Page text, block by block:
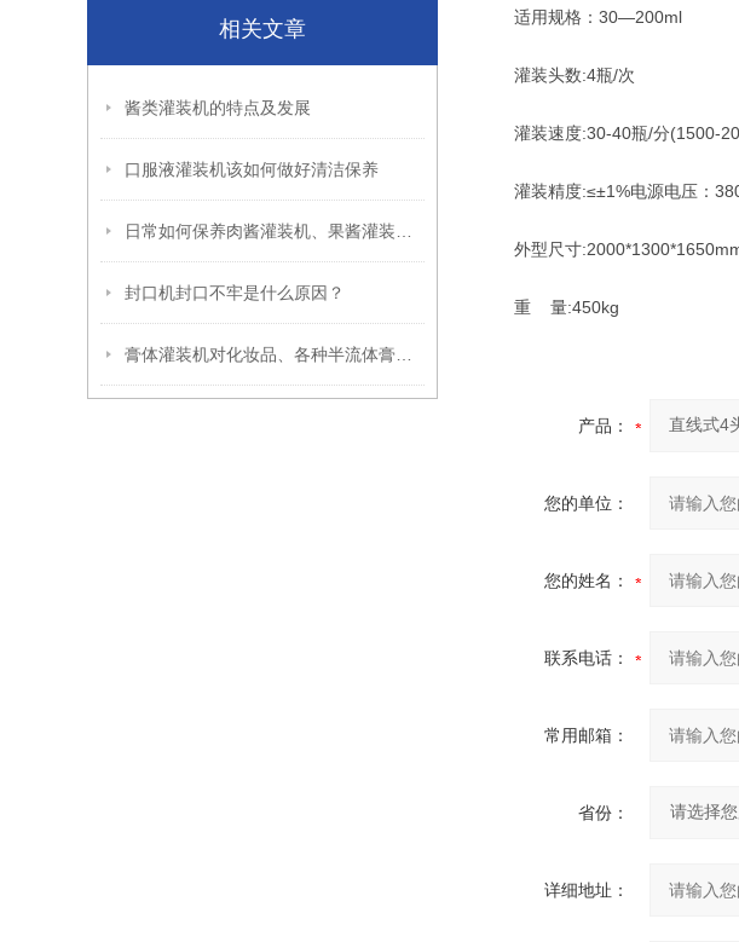
相关文章
酱类灌装机的特点及发展
口服液灌装机该如何做好清洁保养
封口机封口不牢是什么原因？
适用规格：30—200ml
灌装头数:4瓶/次
灌装速度:30-40瓶/分(1500-
灌装精度:≤±1%电源电压：
外型尺寸
重 量:450kg
产品：
您的单位：
您的姓名：
联系电话：
常用邮箱：
省份：
详细地址：